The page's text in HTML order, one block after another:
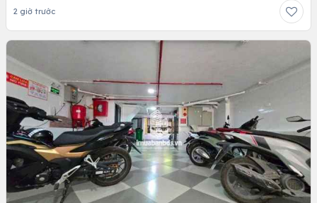
2 giờ trước